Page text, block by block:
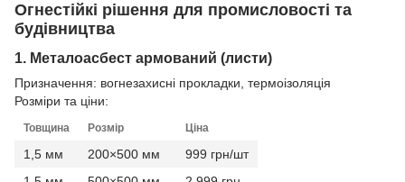
Огнестійкі рішення для промисловості та
будівництва
1. Металоасбест армований (листи)
Призначення: вогнезахисні прокладки, термоізоляція
Розміри та ціни:
Товщина Розмір Ціна
1,5 мм 200×500 мм
999 грн/шт